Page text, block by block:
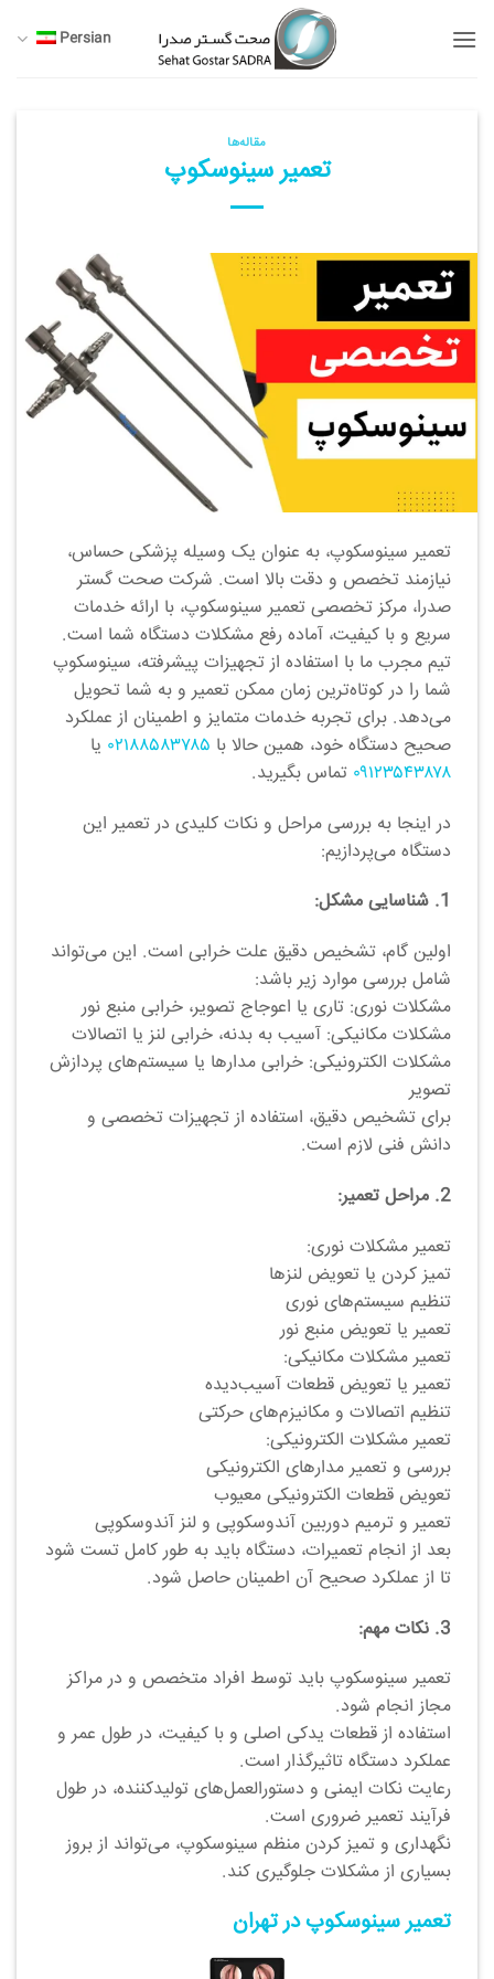
Persian
مقاله‌ها
تعمیر سینوسکوپ
تعمیر سینوسکوپ، به عنوان یک وسیله پزشکی حساس،
نیازمند تخصص و دقت بالا است. شرکت صحت گستر
صدرا، مرکز تخصصی تعمیر سینوسکوپ، با ارائه خدمات
سریع و با کیفیت، آماده رفع مشکلات دستگاه شما است.
تیم مجرب ما با استفاده از تجهیزات پیشرفته، سینوسکوپ
شما را در کوتاه‌ترین زمان ممکن تعمیر و به شما تحویل
می‌دهد. برای تجربه خدمات متمایز و اطمینان از عملکرد
صحیح دستگاه خود، همین حالا با ۰۲۱۸۸۵۸۳۷۸۵یا
۰۹۱۲۳۵۴۳۸۷۸تماس بگیرید.
در اینجا به بررسی مراحل و نکات کلیدی در تعمیر این
دستگاه می‌پردازیم:
1. شناسایی مشکل:
اولین گام، تشخیص دقیق علت خرابی است. این می‌تواند
شامل بررسی موارد زیر باشد:
مشکلات نوری: تاری یا اعوجاج تصویر، خرابی منبع نور
مشکلات مکانیکی: آسیب به بدنه، خرابی لنز یا اتصالات
مشکلات الکترونیکی: خرابی مدارها یا سیستم‌های پردازش
تصویر
برای تشخیص دقیق، استفاده از تجهیزات تخصصی و
دانش فنی لازم است.
2. مراحل تعمیر:
تعمیر مشکلات نوری:
تمیز کردن یا تعویض لنزها
تنظیم سیستم‌های نوری
تعمیر یا تعویض منبع نور
تعمیر مشکلات مکانیکی:
تعمیر یا تعویض قطعات آسیب‌دیده
تنظیم اتصالات و مکانیزم‌های حرکتی
تعمیر مشکلات الکترونیکی:
بررسی و تعمیر مدارهای الکترونیکی
تعویض قطعات الکترونیکی معیوب
تعمیر و ترمیم دوربین آندوسکوپی و لنز آندوسکوپی
بعد از انجام تعمیرات، دستگاه باید به طور کامل تست شود
تا از عملکرد صحیح آن اطمینان حاصل شود.
3. نکات مهم:
تعمیر سینوسکوپ باید توسط افراد متخصص و در مراکز
مجاز انجام شود.
استفاده از قطعات یدکی اصلی و با کیفیت، در طول عمر و
عملکرد دستگاه تاثیرگذار است.
رعایت نکات ایمنی و دستورالعمل‌های تولیدکننده، در طول
فرآیند تعمیر ضروری است.
نگهداری و تمیز کردن منظم سینوسکوپ، می‌تواند از بروز
بسیاری از مشکلات جلوگیری کند.
تعمیر سینوسکوپ در تهران